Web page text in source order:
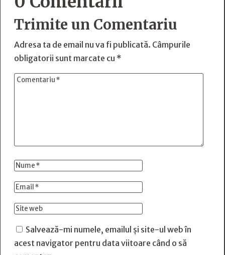
Trimite un Comentariu
Adresa ta de email nu va fi publicată. Câmpurile
obligatorii sunt marcate cu *
Salvează-mi numele, emailul și site-ul web în
acest navigator pentru data viitoare când o să